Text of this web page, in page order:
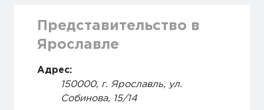
Представительство в
Ярославле
Адрес:
150000, г. Ярославль, ул.
Собинова, 15/14